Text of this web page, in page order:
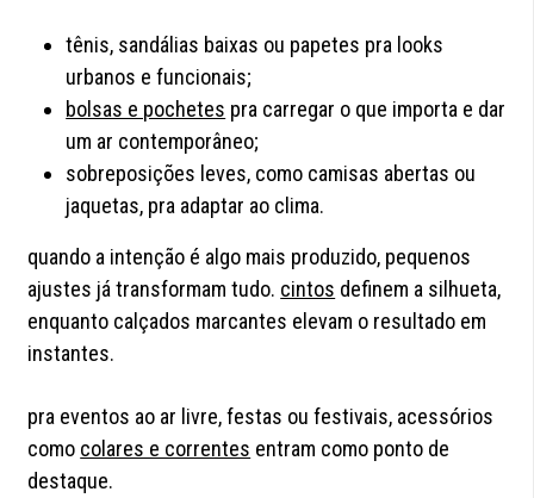
tênis, sandálias baixas ou papetes pra looks
urbanos e funcionais;
bolsas e pochetes pra carregar o que importa e dar
um ar contemporâneo;
sobreposições leves, como camisas abertas ou
jaquetas, pra adaptar ao clima.
quando a intenção é algo mais produzido, pequenos
ajustes já transformam tudo. cintos definem a silhueta,
enquanto calçados marcantes elevam o resultado em
instantes.
pra eventos ao ar livre, festas ou festivais, acessórios
como colares e correntes entram como ponto de
destaque.